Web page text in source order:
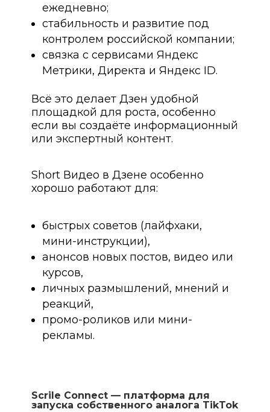
ежедневно;
стабильность и развитие под
контролем российской компании;
связка с сервисами Яндекс
Метрики, Директа и Яндекс ID.
Всё это делает Дзен удобной
площадкой для роста, особенно
если вы создаёте информационный
или экспертный контент.
Short Видео в Дзене особенно
хорошо работают для:
быстрых советов (лайфхаки,
мини-инструкции),
анонсов новых постов, видео или
курсов,
личных размышлений, мнений и
реакций,
промо-роликов или мини-
рекламы.
Scrile Connect — платформа для
запуска собственного аналога TikTok